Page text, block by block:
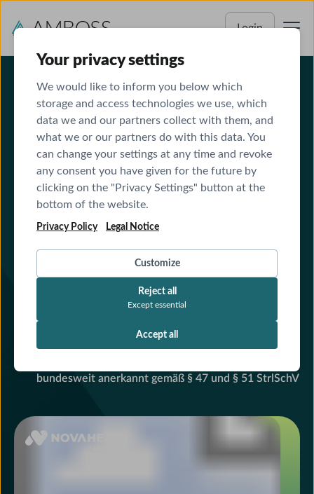
Your privacy settings
We would like to inform you below which
storage and access technologies we use, which
data we and our partners collect with them, and
what we or our partners do with this data. You
can change your settings at any time and revoke
any consent you have given for the future by
clicking on the "Privacy Settings" button at the
bottom of the website.
Privacy Policy Legal Notice
Customize
Reject all
Except essential
Accept all
Login
FÜR ÄRZT:INNEN
Spezialkurs
Computertomografie
Spezialkurs Computertomografie (CT) zum
Erwerb der Fachkunde Rö 5 im Strahlenschutz
Learning + 4 UE Live-Webinar)
100% Online, Kurzfristige Termine, flexibel
Praxisnahe Inhalte zur sicheren Anwendung
ionisierender Strahlung und zur Dosisoptimierung in
der Computertomografie
Geeignet für Ärzt:innen, die Computertomografien
bundesweit anerkannt gemäß § 47 und § 51 StrlSchV